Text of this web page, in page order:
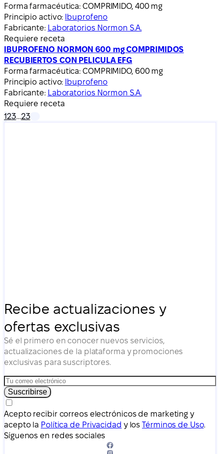
Forma farmacéutica: COMPRIMIDO, 400 mg
Principio activo: Ibuprofeno
Fabricante: Laboratorios Normon S.A.
Requiere receta
IBUPROFENO NORMON 600 mg COMPRIMIDOS
RECUBIERTOS CON PELICULA EFG
Forma farmacéutica: COMPRIMIDO, 600 mg
Principio activo: Ibuprofeno
Fabricante: Laboratorios Normon S.A.
Requiere receta
123…23
Recibe actualizaciones y
ofertas exclusivas
Sé el primero en conocer nuevos servicios,
actualizaciones de la plataforma y promociones
exclusivas para suscriptores.
Suscribirse
Acepto recibir correos electrónicos de marketing y
acepto la Política de Privacidad y losTérminos de Uso.
Síguenos en redes sociales